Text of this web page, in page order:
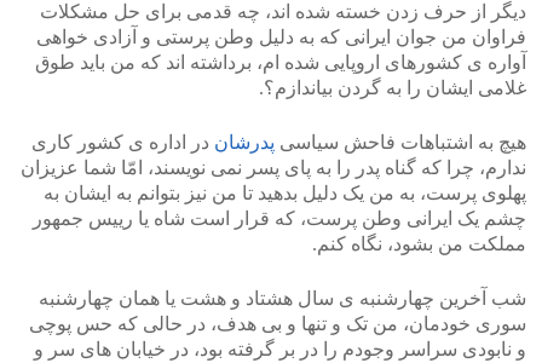
دیگر از حرف زدن خسته شده اند، چه قدمی برای حل مشکلات
فراوان من جوان ایرانی که به دلیل وطن پرستی و آزادی خواهی
آواره ی کشورهای اروپایی شده ام، برداشته اند که من باید طوق
غلامی ایشان را به گردن بیاندازم؟.
هیچ به اشتباهات فاحش سیاسی پدرشان در اداره ی کشور کاری
ندارم، چرا که گناه پدر را به پای پسر نمی نویسند، امّا شما عزیزان
پهلوی پرست، به من یک دلیل بدهید تا من نیز بتوانم به ایشان به
چشم یک ایرانی وطن پرست، که قرار است شاه یا رییس جمهور
مملکت من بشود، نگاه کنم.
شب آخرین چهارشنبه ی سال هشتاد و هشت یا همان چهارشنبه
سوری خودمان، من تک و تنها و بی هدف، در حالی که حس پوچی
و نابودی سراسر وجودم را در بر گرفته بود، در خیابان های سر و